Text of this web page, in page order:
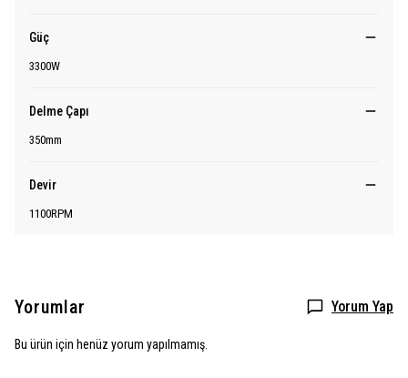
Güç
3300W
Delme Çapı
350mm
Devir
1100RPM
Yorumlar Yorum Yap
Bu ürün için henüz yorum yapılmamış.